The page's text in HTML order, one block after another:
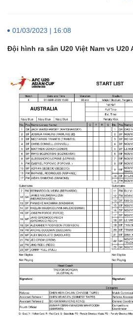
01/03/2023 | 16:08
Đội hình ra sân U20 Việt Nam vs U20